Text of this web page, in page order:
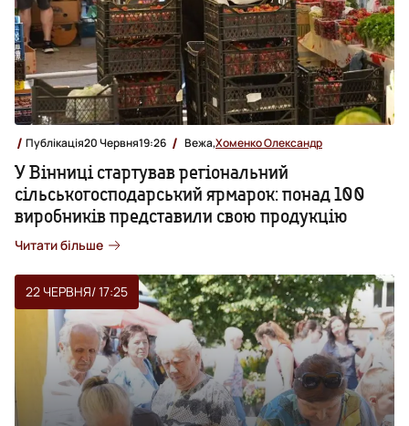
Публікація20 Червня19:26 Вежа,Хоменко Олександр
У Вінниці стартував регіональний
сільськогосподарський ярмарок: понад 100
виробників представили свою продукцію
Читати більше
22 ЧЕРВНЯ/ 17:25